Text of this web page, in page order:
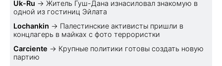
Uk-Ru → Житель Гуш-Дана изнасиловал знакомую в
одной из гостиниц Эйлата
Lochankin → Палестинские активисты пришли в
концлагерь в майках с фото террористки
Carciente → Крупные политики готовы создать новую
партию